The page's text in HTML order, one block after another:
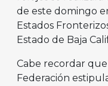
de este domingo
Estados
Estado de Baja
Cabe recordar
Federación